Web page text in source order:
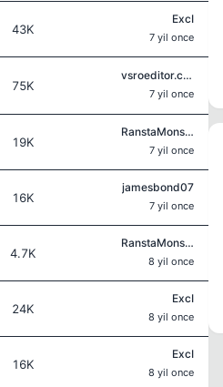
43K
ExcI
7 yil once
75K
vsroeditor.com
7 yil once
19K
RanstaMonsta
7 yil once
16K
jamesbond07
7 yil once
4.7K
RanstaMonsta
8 yil once
24K
ExcI
8 yil once
16K
ExcI
8 yil once